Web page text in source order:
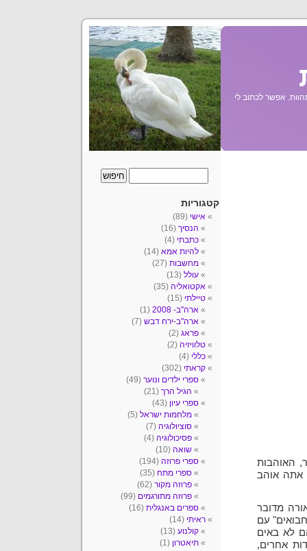
אפשר לכתוב לי
האוהבות
אתה אוהב
מדובר
עם
לא באים
אחרים,
קטגוריות
אישי (89)
הנסיך (16)
כתבתי (4)
להיות אמא (14)
מחשבות (27)
עולל (13)
אקטואליה (35)
טיילתי (15)
ארה"ב- 2008
(1)
ארה"ב-ירח דבש (7)
פראג (2)
טלוויזיה (2)
כללי (4)
קראתי (302)
ספרי ילדים ונוער (49)
הגיל הרך (21)
ספרי עיון (43)
מלחמות ישראל (5)
סוציולוגיה (7)
פסיכולוגיה (4)
שואה (10)
ספרי פרוזה (194)
ספרי מתח (35)
פרוזה מקור (62)
פרוזה מתורגמים (99)
ספרים באנגלית (16)
ראיתי (14)
קולנוע (13)
תיאטרון (1)